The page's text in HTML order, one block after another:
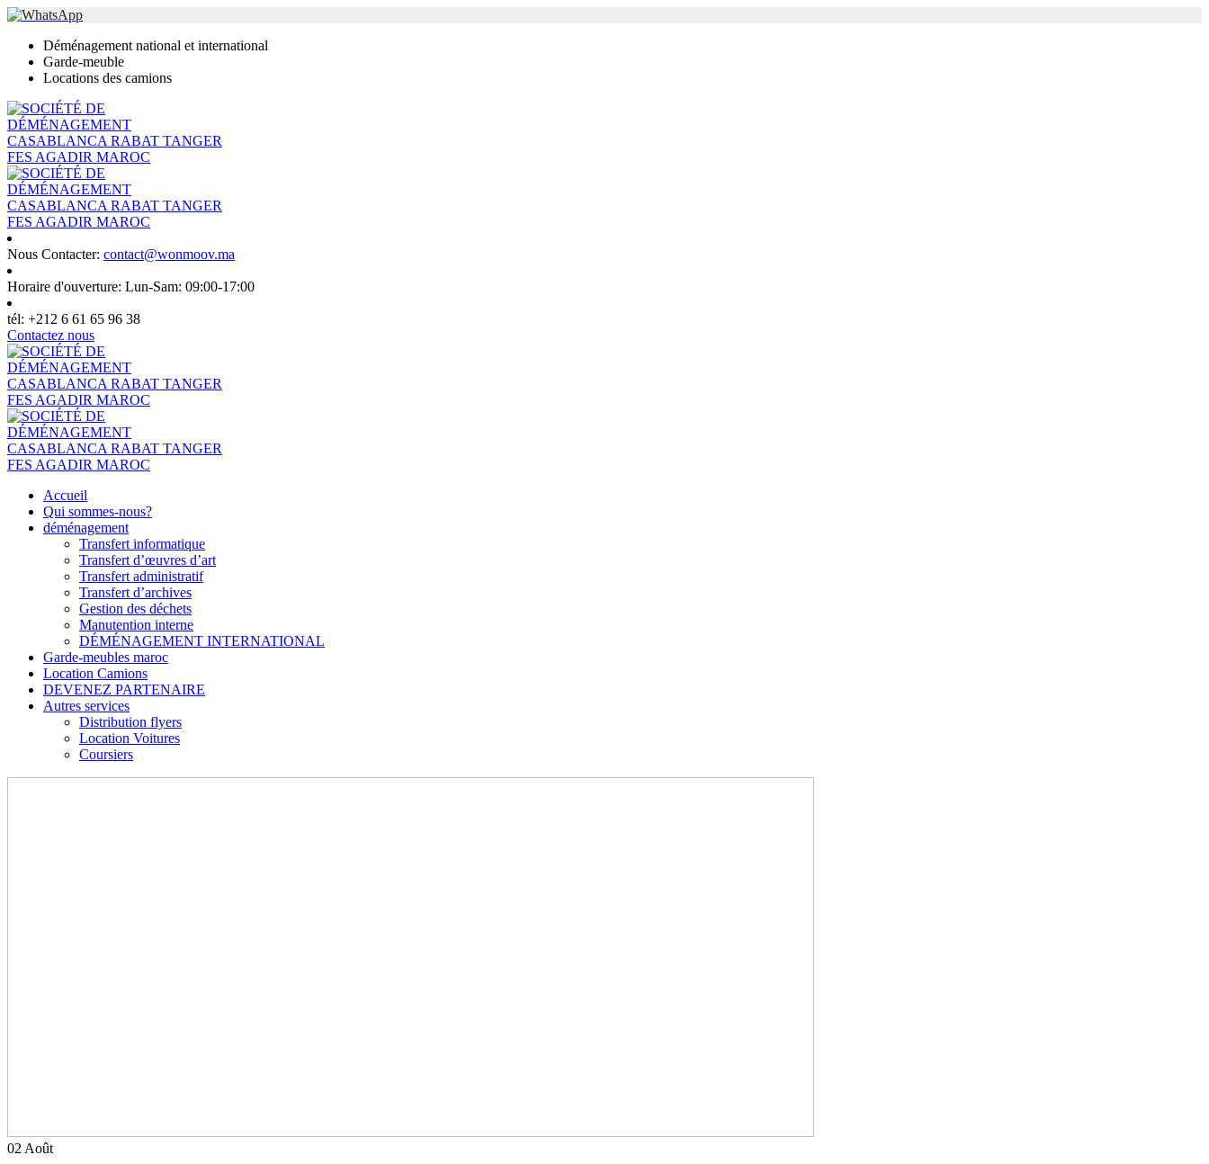
Déménagement national et international
Garde-meuble
Locations des camions
Nous Contacter: contact@wonmoov.ma
Horaire d'ouverture: Lun-Sam: 09:00-17:00
tél: +212 6 61 65 96 38
Contactez nous
Accueil
Qui sommes-nous?
déménagement
Transfert informatique
Transfert d’œuvres d’art
Transfert administratif
Transfert d’archives
Gestion des déchets
Manutention interne
DÉMÉNAGEMENT INTERNATIONAL
Garde-meubles maroc
Location Camions
DEVENEZ PARTENAIRE
Autres services
Distribution flyers
Location Voitures
Coursiers
02 Août